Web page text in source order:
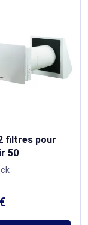
filtres pour
50